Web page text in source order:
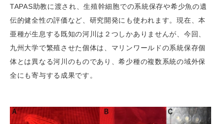
TAPAS助教に渡され、生殖幹細胞での系統保存や希少魚の遺
伝的健全性の評価など、研究開発にも使われます。現在、本
亜種が生息する既知の河川は２つしかありませんが、今回、
九州大学で繁殖させた個体は、マリンワールドの系統保存個
体とは異なる河川のものであり、希少種の複数系統の域外保
全にも寄与する成果です。